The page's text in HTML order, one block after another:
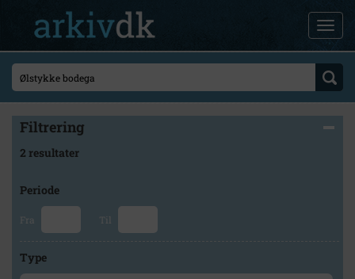
Filtrering
2 resultater
Periode
Fra Til
Type